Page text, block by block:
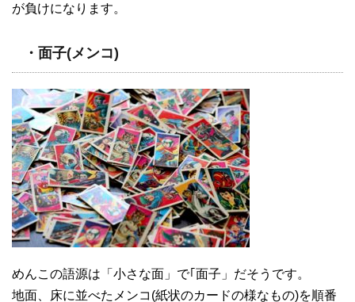
が負けになります。
・面子(メンコ)
めんこの語源は「小さな面」で｢面子」だそうです。
地面、床に並べたメンコ(紙状のカードの様なもの)を順番